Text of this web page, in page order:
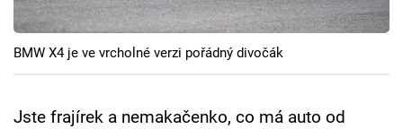
Cool Esport
Pořady
TV Program
BMW X4 je ve vrcholné verzi pořádný divočák
Jste frajírek a nemakačenko, co má auto od